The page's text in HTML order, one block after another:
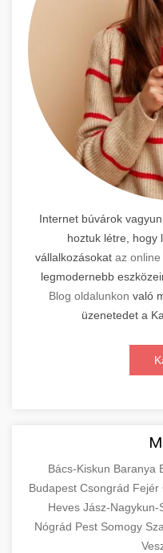
Internet búvárok
hoztuk létre, hogy
vállalkozásokat az online
legmodernebb
Blog oldalunkon való
üzenetedet a
Bács-Kiskun Baranya
Budapest Csongrád Fejér
Heves Jász-Nagykun-
Nógrád Pest Somogy